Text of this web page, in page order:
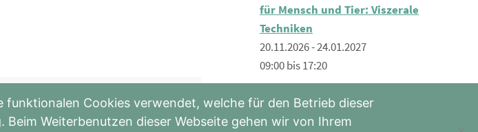
Info-Webinare besuchen
für Mensch und Tier: Viszerale
Techniken
20.11.2026 - 24.01.2027
09:00 bis 17:20
Cranio-Sacrale Körperarbeit:
Cookies verwendet, welche für den Betrieb dieser
Weiterbenutzen dieser Webseite gehen wir von Ihrem